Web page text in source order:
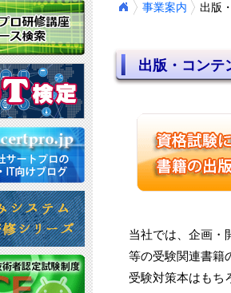
事業案内 出版
出版・コンテ
当社では、企画・
等の受験関連書籍
受験対策本はもち